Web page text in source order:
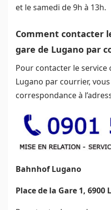
et le samedi de 9h à 13h.
Comment contacter
gare de Lugano par
Pour contacter le service
Lugano par courrier,
correspondance à
Bahnhof Lugano
Place de la Gare 1, 6900